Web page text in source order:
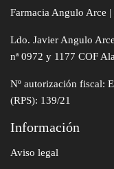
Farmacia Angulo Arce
Ldo. Javier Angulo
nª 0972 y 1177 COF
Nº autorización fiscal:
(RPS): 139/21
Información
Aviso legal